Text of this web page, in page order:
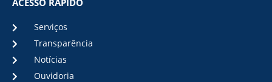
ACESSO RÁPIDO
Serviços
Transparência
Notícias
Ouvidoria